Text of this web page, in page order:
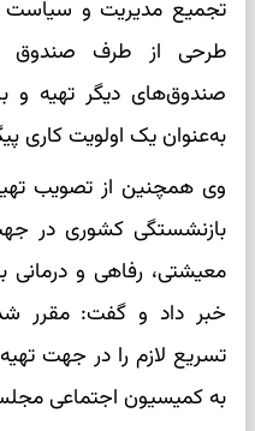
تجمیع مدیریت و سیاست
طرحی از طرف صندوق
صندوق‌های دیگر تهیه و
به‌عنوان یک اولویت کاری
وی همچنین از تصویب
بازنشستگی کشوری در
معیشتی، رفاهی و درمانی
خبر داد و گفت: مقرر
تسریع لازم را در جهت
به کمیسیون اجتماعی